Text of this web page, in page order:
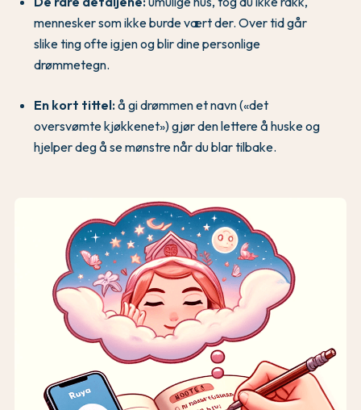
mennesker som ikke burde vært der. Over tid går
slike ting ofte igjen og blir dine personlige
drømmetegn.
En kort tittel:å gi drømmen et navn («det
oversvømte kjøkkenet») gjør den lettere å huske og
hjelper deg å se mønstre når du blar tilbake.